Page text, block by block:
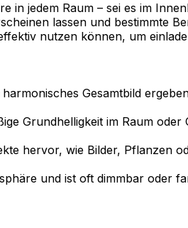
in jedem Raum – sei es im
lassen und bestimmte
nutzen können, um
Gesamtbild
Grundhelligkeit im Raum oder
hervor, wie Bilder, Pflanzen
und ist oft dimmbar oder